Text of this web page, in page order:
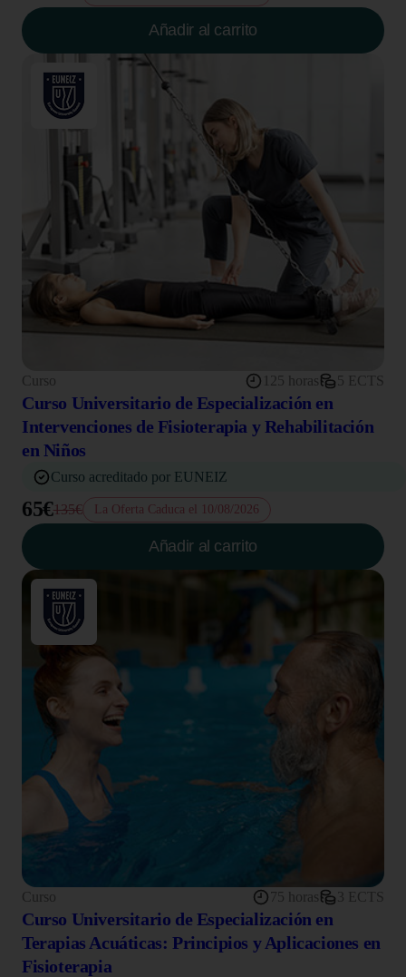
Añadir al carrito
Curso 125 horas 5 ECTS
Curso Universitario de Especialización en
Intervenciones de Fisioterapia y Rehabilitación
en Niños
Curso acreditado por EUNEIZ
65€135€ La Oferta Caduca el 10/08/2026
Añadir al carrito
Curso 75 horas 3 ECTS
Curso Universitario de Especialización en
Terapias Acuáticas: Principios y Aplicaciones en
Fisioterapia